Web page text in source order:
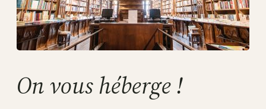
On vous héberge !